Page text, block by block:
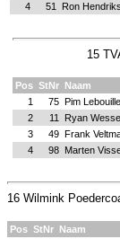
4
51 Ron
15
Pos StNr
Naam
1
75 Pim Lebouille
2
11
Ryan
3
49 Frank
4
98 Marten
16 Wilmink
Pos StNr
Naam